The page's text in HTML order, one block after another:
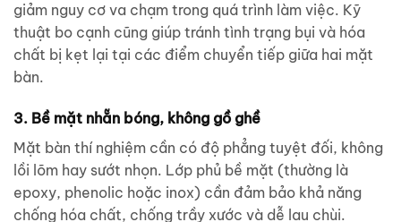
giảm nguy cơ va chạm trong quá trình làm việc. Kỹ
thuật bo cạnh cũng giúp tránh tình trạng bụi và hóa
chất bị kẹt lại tại các điểm chuyển tiếp giữa hai mặt
bàn.
3. Bề mặt nhẵn bóng, không gồ ghề
Mặt bàn thí nghiệm cần có độ phẳng tuyệt đối, không
lồi lõm hay sướt nhọn. Lớp phủ bề mặt (thường là
epoxy, phenolic hoặc inox) cần đảm bảo khả năng
chống hóa chất, chống trầy xước và dễ lau chùi.